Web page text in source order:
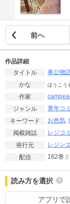
前へ
作品詳細
タイトル
奉公物
かな
ほうこう
作家
ジャンル 青年コ
キーワード
お色気
掲載雑誌
レジコ
発行元
レジン
配信
162巻
読み方を選択
アプリで